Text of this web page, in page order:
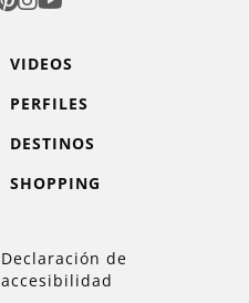
VIDEOS
PERFILES
DESTINOS
SHOPPING
Declaración de
accesibilidad